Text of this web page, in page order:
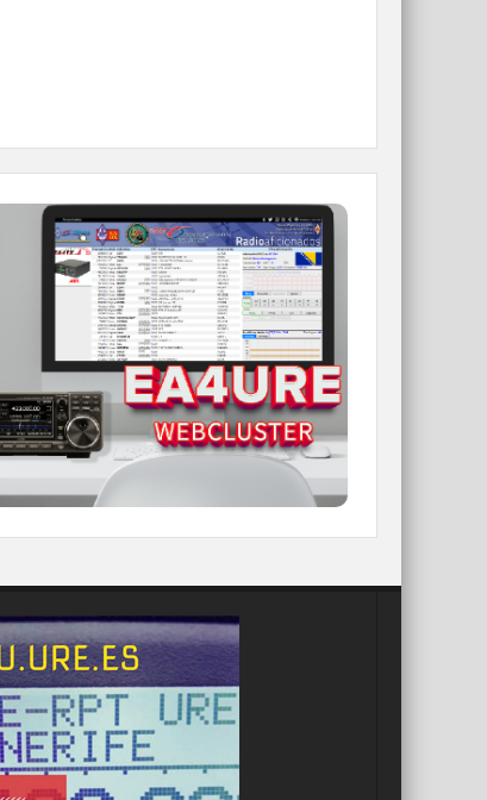
WEBCLUSTER EA4URE
el nuevo WebCluster de URE,
con nuevos filtros e información y
compatible con GDURE
IR A WEBCLUSTER